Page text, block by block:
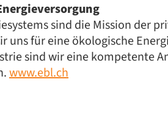
sind die Mission der
uns für eine ökologische
sind wir eine kompetente
www.ebl.ch